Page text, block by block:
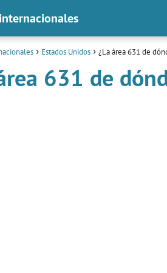
Estados Unidos ¿La área 631 de
631 de